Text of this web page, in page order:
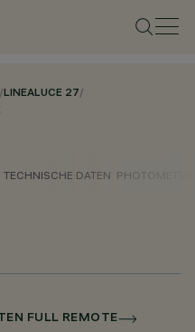
/LINEALUCE 27/
TECHNISCHE DATEN
FULL REMOTE